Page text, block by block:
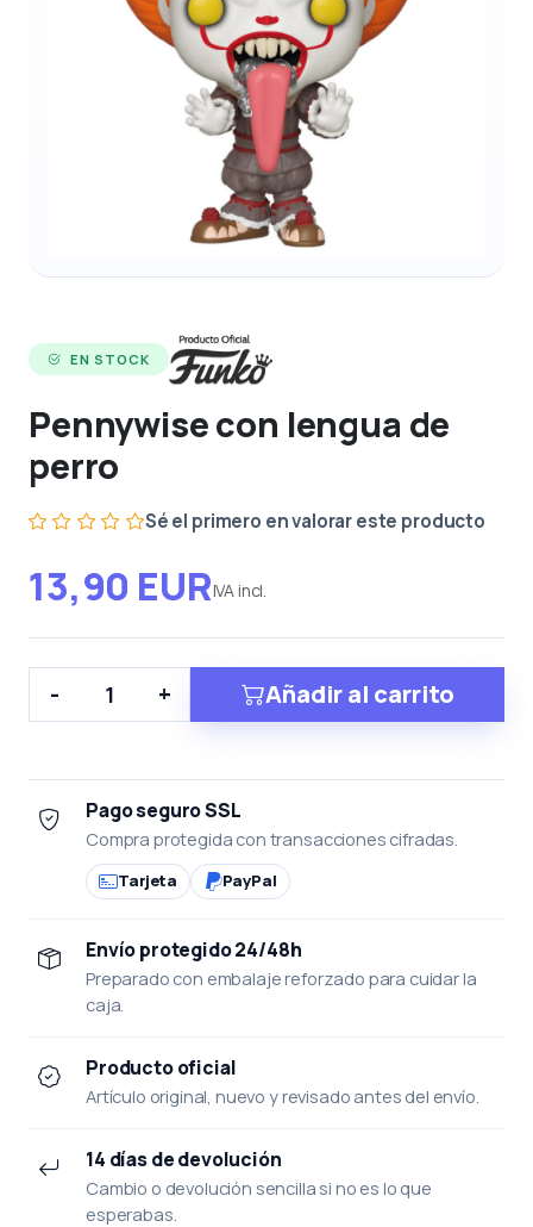
EN STOCK
Pennywise con lengua de
perro
Sé el primero en valorar este producto
13,90 EURIVA incl.
- + Añadir al carrito
Pago seguro SSL
Compra protegida con transacciones cifradas.
Tarjeta PayPal
Envío protegido 24/48h
Preparado con embalaje reforzado para cuidar la
caja.
Producto oficial
Artículo original, nuevo y revisado antes del envío.
14 días de devolución
Cambio o devolución sencilla si no es lo que
esperabas.